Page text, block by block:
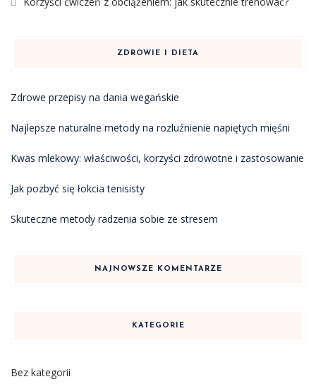
ZDROWIE I DIETA
Zdrowe przepisy na dania wegańskie
Najlepsze naturalne metody na rozluźnienie napiętych mięśni
Kwas mlekowy: właściwości, korzyści zdrowotne i zastosowanie
Jak pozbyć się łokcia tenisisty
Skuteczne metody radzenia sobie ze stresem
NAJNOWSZE KOMENTARZE
KATEGORIE
Bez kategorii